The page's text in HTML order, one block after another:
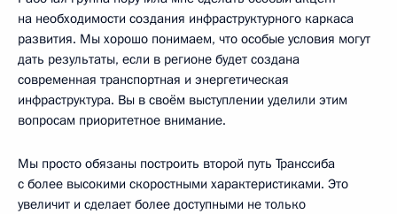
на необходимости создания инфраструктурного каркаса
развития. Мы хорошо понимаем, что особые условия могут
дать результаты, если в регионе будет создана
современная транспортная и энергетическая
инфраструктура. Вы в своём выступлении уделили этим
вопросам приоритетное внимание.
Мы просто обязаны построить второй путь Транссиба
с более высокими скоростными характеристиками. Это
увеличит и сделает более доступными не только